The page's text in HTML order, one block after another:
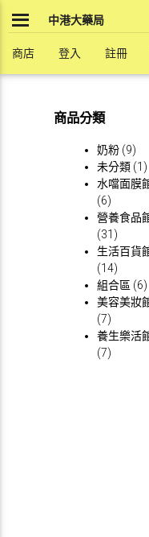
中港大藥局
商店 登入 註冊
商品分類
奶粉 (9)
未分類 (1)
水噹面膜
(6)
營養食品
(31)
生活百貨
(14)
組合區 (6)
美容美妝
(7)
養生樂活
(7)